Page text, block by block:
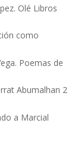
Olé Libros
como
Poemas de
Abumalhan 2
a Marcial